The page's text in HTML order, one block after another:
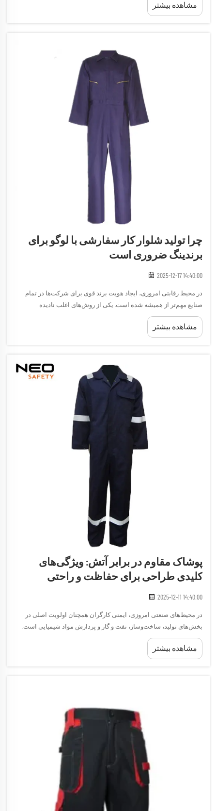
پایین، باد و رطوبت عمل می‌کند و باید هم گرمایش مناسبی فراهم کند و
مشاهده بیشتر
چرا تولید شلوار کار سفارشی با لوگو برای
برندینگ ضروری است
2025-12-17 14:40:00
در محیط رقابتی امروزی، ایجاد هویت برند قوی برای شرکت‌ها در تمام
صنایع مهم‌تر از همیشه شده است. یکی از روش‌های اغلب نادیده
گرفته‌شده اما بسیار مؤثر در تقویت شناخت برند، استفاده از شلوار کار با
لوگوی سفارشی است...
مشاهده بیشتر
پوشاک مقاوم در برابر آتش: ویژگی‌های
کلیدی طراحی برای حفاظت و راحتی
2025-12-11 14:40:00
در محیط‌های صنعتی امروزی، ایمنی کارگران همچنان اولویت اصلی در
بخش‌های تولید، ساخت‌وساز، نفت و گاز و پردازش مواد شیمیایی است.
پوشاک مقاوم در برابر آتش به تجهیزات محافظتی ضروری تبدیل شده‌اند
که برای حفاظت کارگران طراحی شده‌اند...
مشاهده بیشتر